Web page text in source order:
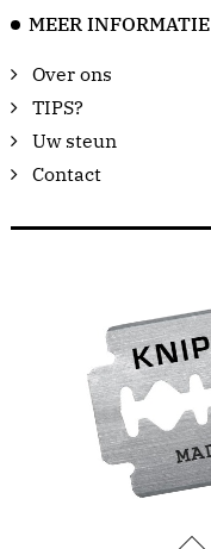
MEER INFORMATIE
Over ons
TIPS?
Uw steun
Contact